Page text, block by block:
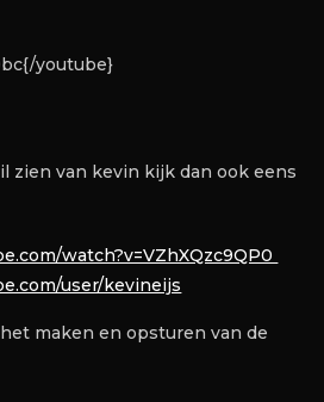
youtube}
zien van kevin kijk dan ook eens
watch?v=VZhXQzc9QP0
user/kevineijs
maken en opsturen van de